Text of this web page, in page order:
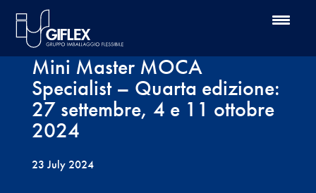
Mini Master MOCA
Specialist – Quarta edizione:
27 settembre, 4 e 11 ottobre
2024
23 July 2024